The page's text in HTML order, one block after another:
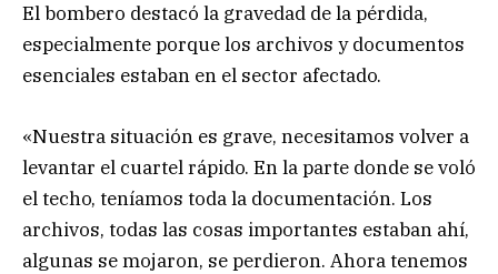
El bombero destacó la gravedad de la pérdida,
especialmente porque los archivos y documentos
esenciales estaban en el sector afectado.
«Nuestra situación es grave, necesitamos volver a
levantar el cuartel rápido. En la parte donde se voló
el techo, teníamos toda la documentación. Los
archivos, todas las cosas importantes estaban ahí,
algunas se mojaron, se perdieron. Ahora tenemos